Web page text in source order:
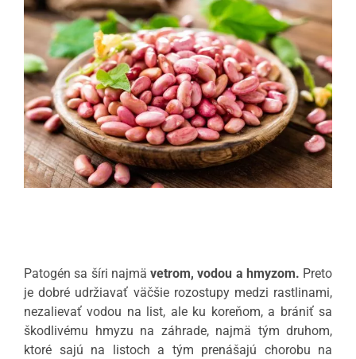
Patogén sa šíri najmä vetrom, vodou a hmyzom. Preto
je dobré udržiavať väčšie rozostupy medzi rastlinami,
nezalievať vodou na list, ale ku koreňom, a brániť sa
škodlivému hmyzu na záhrade, najmä tým druhom,
ktoré sajú na listoch a tým prenášajú chorobu na